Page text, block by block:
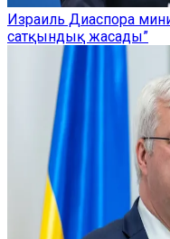
Израиль Диаспора
сатқындық жасады”